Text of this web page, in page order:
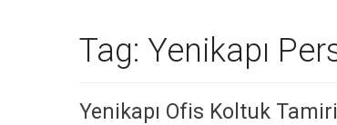
Tag: Yenikapı
Yenikapı Ofis Koltuk